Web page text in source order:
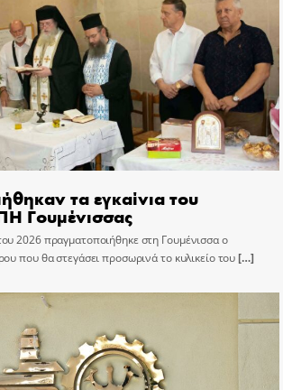
τα εγκαίνια του
Γουμένισσας
2026 πραγματοποιήθηκε στη Γουμένισσα ο
που θα στεγάσει προσωρινά το κυλικείο του[…]